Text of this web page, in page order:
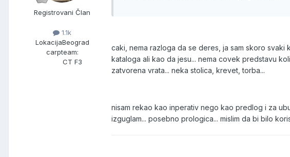
Registrovani Član
1.1k
LokacijaBeograd
carpteam:
CT F3
caki, nema razloga da se deres, ja sam skoro
kataloga ali kao da jesu... nema covek predstavu
zatvorena vrata... neka stolica, krevet, torba...
nisam rekao kao inperativ nego kao predlog i za
izguglam... posebno prologica... mislim da bi bilo